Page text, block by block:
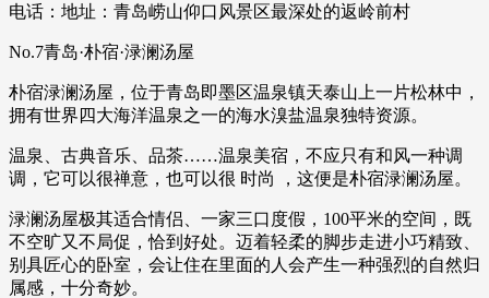
电话：地址：青岛崂山仰口风景区最深处的返岭前村
No.7青岛·朴宿·渌澜汤屋
朴宿渌澜汤屋，位于青岛即墨区温泉镇天泰山上一片松林中，
拥有世界四大海洋温泉之一的海水溴盐温泉独特资源。
温泉、古典音乐、品茶……温泉美宿，不应只有和风一种调
调，它可以很禅意，也可以很 时尚 ，这便是朴宿渌澜汤屋。
渌澜汤屋极其适合情侣、一家三口度假，100平米的空间，既
不空旷又不局促，恰到好处。迈着轻柔的脚步走进小巧精致、
别具匠心的卧室，会让住在里面的人会产生一种强烈的自然归
属感，十分奇妙。